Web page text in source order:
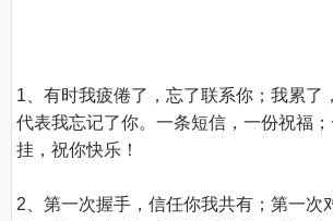
1、有时我疲倦了，忘了联系你；我累了
代表我忘记了你。一条短信，一份祝福
挂，祝你快乐！
2、第一次握手，信任你我共有；第一次